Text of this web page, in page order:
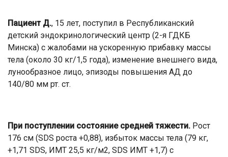
Пациент Д., 15 лет, поступил в Республиканский
детский эндокринологический центр (2-я ГДКБ
Минска) с жалобами на ускоренную прибавку массы
тела (около 30 кг/1,5 года), изменение внешнего вида,
лунообразное лицо, эпизоды повышения АД до
140/80 мм рт. ст.
При поступлении состояние средней тяжести. Рост
176 см (SDS роста +0,88), избыток массы тела (79 кг,
+1,71 SDS, ИМТ 25,5 кг/м2, SDS ИМТ +1,7) с